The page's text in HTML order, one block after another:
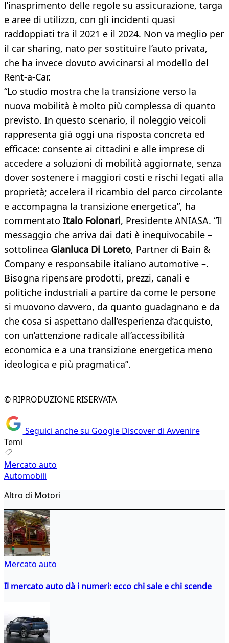
l’inasprimento delle regole su assicurazione, targa
e aree di utilizzo, con gli incidenti quasi
raddoppiati tra il 2021 e il 2024. Non va meglio per
il car sharing, nato per sostituire l’auto privata,
che ha invece dovuto avvicinarsi al modello del
Rent-a-Car.
“Lo studio mostra che la transizione verso la
nuova mobilità è molto più complessa di quanto
previsto. In questo scenario, il noleggio veicoli
rappresenta già oggi una risposta concreta ed
efficace: consente ai cittadini e alle imprese di
accedere a soluzioni di mobilità aggiornate, senza
dover sostenere i maggiori costi e rischi legati alla
proprietà; accelera il ricambio del parco circolante
e accompagna la transizione energetica”, ha
commentato Italo Folonari, Presidente ANIASA. “Il
messaggio che arriva dai dati è inequivocabile –
sottolinea Gianluca Di Loreto, Partner di Bain &
Company e responsabile italiano automotive –.
Bisogna ripensare prodotti, prezzi, canali e
politiche industriali a partire da come le persone
si muovono davvero, da quanto guadagnano e da
che cosa si aspettano dall’esperienza d’acquisto,
con un’attenzione radicale all’accessibilità
economica e a una transizione energetica meno
ideologica e più pragmatica”.
© RIPRODUZIONE RISERVATA
Seguici anche su Google Discover di Avvenire
Temi
Mercato auto
Automobili
Altro di Motori
Mercato auto
Il mercato auto dà i numeri: ecco chi sale e chi scende